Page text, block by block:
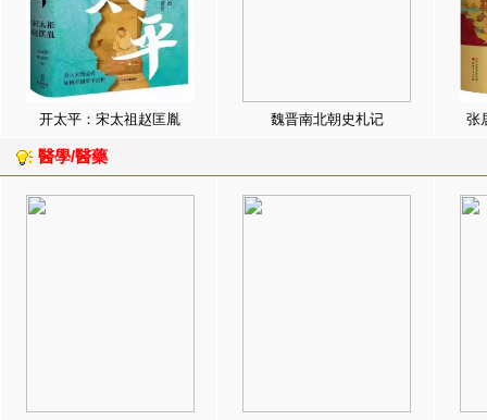
开太平：宋太祖赵匡胤 魏晋南北朝史札记 张
醫學/醫藥